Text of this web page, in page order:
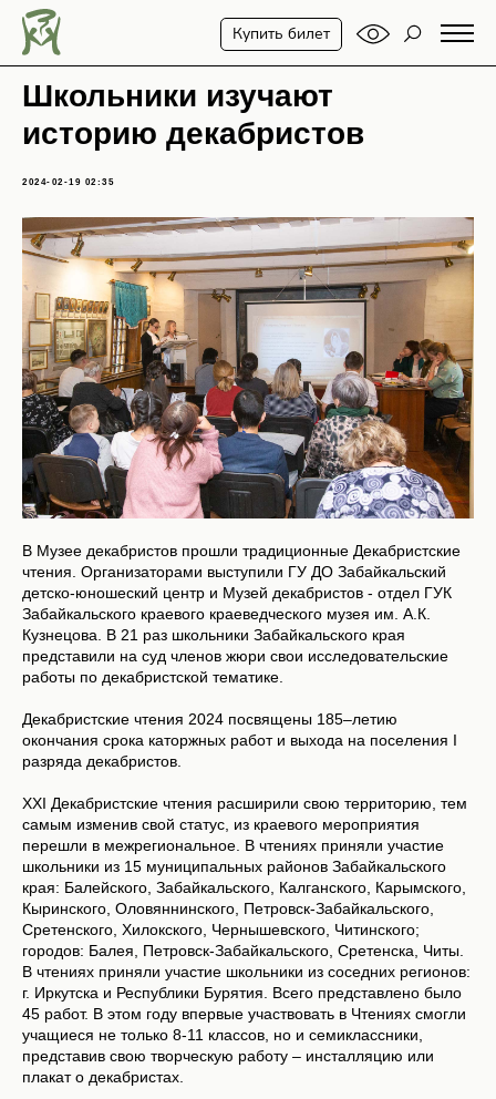
Купить билет
Школьники изучают
историю декабристов
2024-02-19 02:35
В Музее декабристов прошли традиционные Декабристские
чтения. Организаторами выступили ГУ ДО Забайкальский
детско-юношеский центр и Музей декабристов - отдел ГУК
Забайкальского краевого краеведческого музея им. А.К.
Кузнецова. В 21 раз школьники Забайкальского края
представили на суд членов жюри свои исследовательские
работы по декабристской тематике.
Декабристские чтения 2024 посвящены 185–летию
окончания срока каторжных работ и выхода на поселения I
разряда декабристов.
XXI Декабристские чтения расширили свою территорию, тем
самым изменив свой статус, из краевого мероприятия
перешли в межрегиональное. В чтениях приняли участие
школьники из 15 муниципальных районов Забайкальского
края: Балейского, Забайкальского, Калганского, Карымского,
Кыринского, Оловяннинского, Петровск-Забайкальского,
Сретенского, Хилокского, Чернышевского, Читинского;
городов: Балея, Петровск-Забайкальского, Сретенска, Читы.
В чтениях приняли участие школьники из соседних регионов:
г. Иркутска и Республики Бурятия. Всего представлено было
45 работ. В этом году впервые участвовать в Чтениях смогли
учащиеся не только 8-11 классов, но и семиклассники,
представив свою творческую работу – инсталляцию или
плакат о декабристах.